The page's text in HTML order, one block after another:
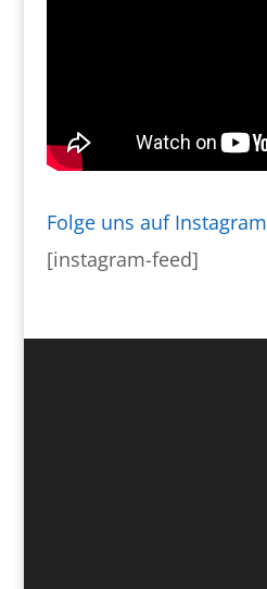
Folge uns auf Instagram
[instagram-feed]